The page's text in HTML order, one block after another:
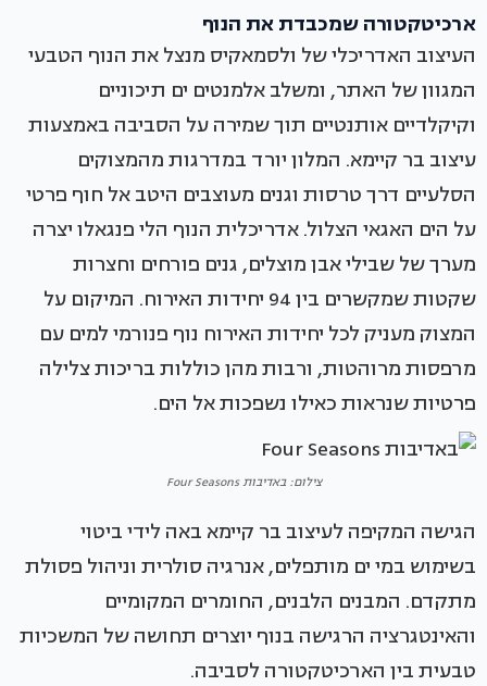
ארכיטקטורה שמכבדת את הנוף
העיצוב האדריכלי של ולסמאקיס מנצל את הנוף הטבעי
המגוון של האתר, ומשלב אלמנטים ים תיכוניים
וקיקלדיים אותנטיים תוך שמירה על הסביבה באמצעות
עיצוב בר קיימא. המלון יורד במדרגות מהמצוקים
הסלעיים דרך טרסות וגנים מעוצבים היטב אל חוף פרטי
על הים האגאי הצלול. אדריכלית הנוף הלי פנגאלו יצרה
מערך של שבילי אבן מוצלים, גנים פורחים וחצרות
שקטות שמקשרים בין 94 יחידות האירוח. המיקום על
המצוק מעניק לכל יחידות האירוח נוף פנורמי למים עם
מרפסות מרוהטות, ורבות מהן כוללות בריכות צלילה
פרטיות שנראות כאילו נשפכות אל הים.
צילום: באדיבות Four Seasons
הגישה המקיפה לעיצוב בר קיימא באה לידי ביטוי
בשימוש במי ים מותפלים, אנרגיה סולרית וניהול פסולת
מתקדם. המבנים הלבנים, החומרים המקומיים
והאינטגרציה הרגישה בנוף יוצרים תחושה של המשכיות
טבעית בין הארכיטקטורה לסביבה.